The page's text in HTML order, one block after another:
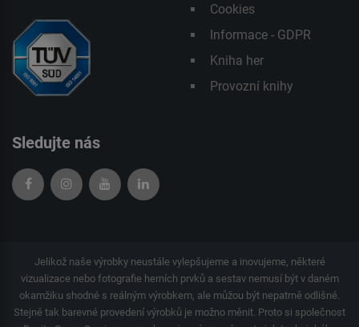
Cookies
Informace - GDPR
Kniha her
Provozní knihy
Sledujte nás
Jelikož naše výrobky neustále vylepšujeme a inovujeme, některé
vizualizace nebo fotografie herních prvků a sestav nemusí být v daném
okamžiku shodné s reálným výrobkem, ale můžou být nepatrně odlišné.
Stejně tak barevné provedení výrobků je možno měnit. Proto si společnost